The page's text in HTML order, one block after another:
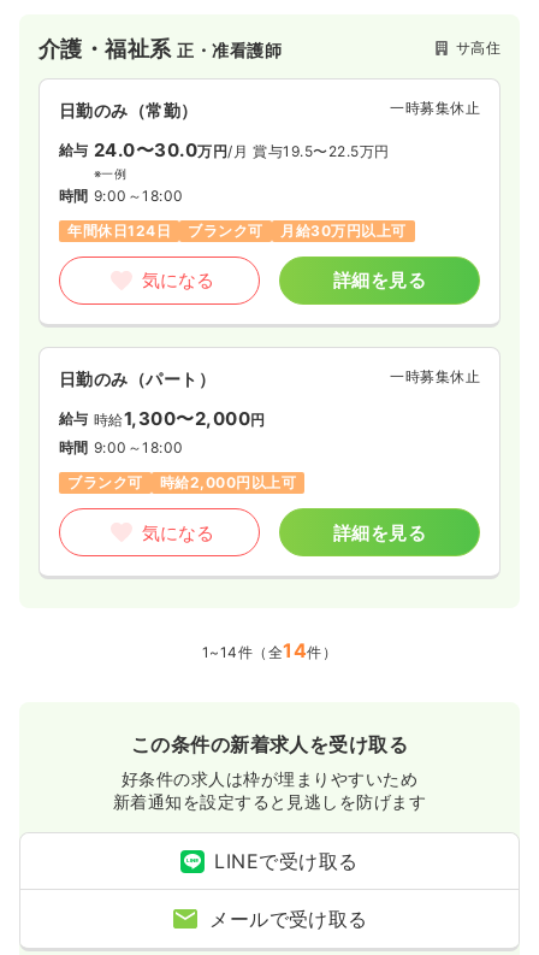
介護・福祉系正・准看護師 サ高住
日勤のみ（常勤） 一時募集休止
給与 24.0〜30.0万円/月 賞与19.5〜22.5万円
※一例
時間 9:00～18:00
年間休日124日
ブランク可 月給30万円以上可
気になる 詳細を見る
日勤のみ（パート） 一時募集休止
給与 時給1,300〜2,000円
時間 9:00～18:00
ブランク可
時給2,000円以上可
気になる 詳細を見る
1~14件（全14件）
この条件の新着求人を受け取る
好条件の求人は枠が埋まりやすいため
新着通知を設定すると見逃しを防げます
LINEで受け取る
メールで受け取る